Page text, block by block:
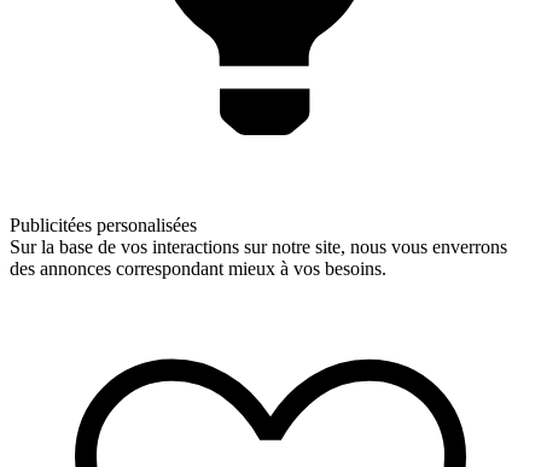
Publicitées personalisées
Sur la base de vos interactions sur notre site, nous vous enverrons
des annonces correspondant mieux à vos besoins.